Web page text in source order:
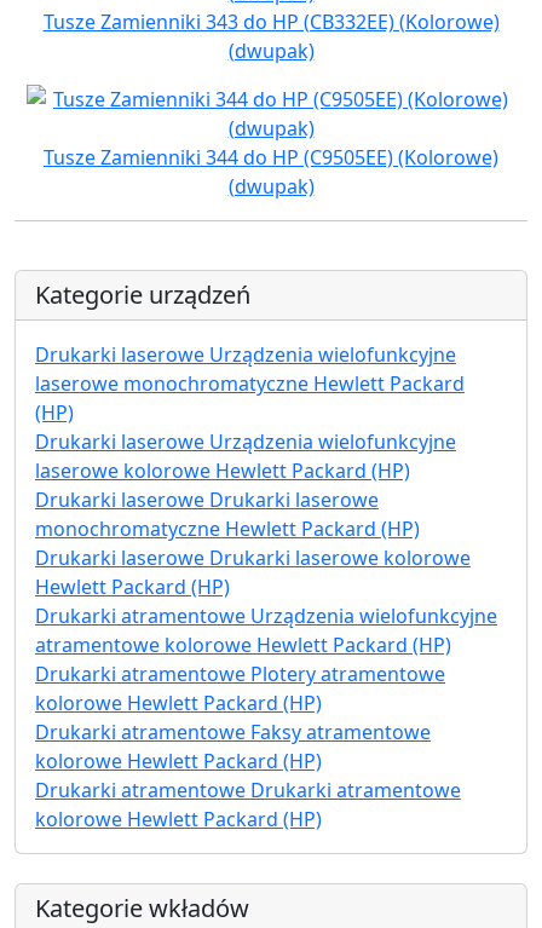
Tusze Zamienniki 343 do HP (CB332EE) (Kolorowe)
(dwupak)
Tusze Zamienniki 344 do HP (C9505EE) (Kolorowe)
(dwupak)
Kategorie urządzeń
Drukarki laserowe Urządzenia wielofunkcyjne
laserowe monochromatyczne Hewlett Packard
(HP)
Drukarki laserowe Urządzenia wielofunkcyjne
laserowe kolorowe Hewlett Packard (HP)
Drukarki laserowe Drukarki laserowe
monochromatyczne Hewlett Packard (HP)
Drukarki laserowe Drukarki laserowe kolorowe
Hewlett Packard (HP)
Drukarki atramentowe Urządzenia wielofunkcyjne
atramentowe kolorowe Hewlett Packard (HP)
Drukarki atramentowe Plotery atramentowe
kolorowe Hewlett Packard (HP)
Drukarki atramentowe Faksy atramentowe
kolorowe Hewlett Packard (HP)
Drukarki atramentowe Drukarki atramentowe
kolorowe Hewlett Packard (HP)
Kategorie wkładów